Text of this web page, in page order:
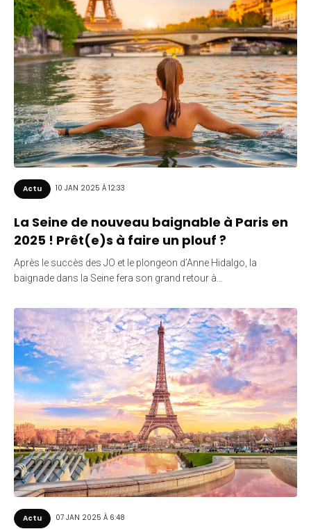
Actu 10 JAN 2025 À 12:33
La Seine de nouveau baignable à Paris en
2025 ! Prêt(e)s à faire un plouf ?
Après le succès des JO et le plongeon d’Anne Hidalgo, la
baignade dans la Seine fera son grand retour à…
Actu 07 JAN 2025 À 6:48